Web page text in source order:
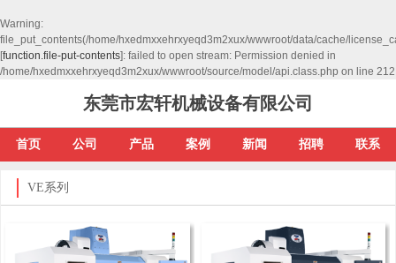
Warning:
file_put_contents(/home/hxedmxxehrxyeqd3m2xux/wwwroot/data/cache/
[function.file-put-contents]: failed to open stream: Permission denied in
/home/hxedmxxehrxyeqd3m2xux/wwwroot/source/model/api.class.php on line 212
东莞市宏轩机械设备有限公司
首页 公司 产品 案例 新闻 招聘 联系
VE系列